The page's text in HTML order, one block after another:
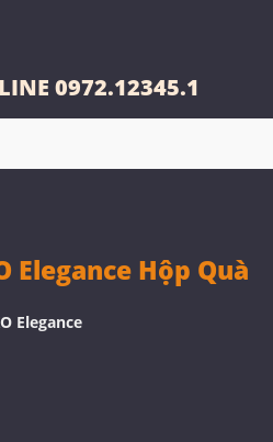
0972.12345.1
Elegance Hộp Quà
Elegance